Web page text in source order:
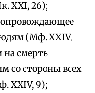
XXI, 26);
(Мф. XXIV,
на смерть
со стороны всех
XXIV, 9);